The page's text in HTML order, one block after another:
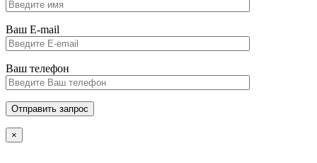
Ваш E-mail
Ваш телефон
×